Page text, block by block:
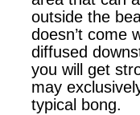
outside the
doesn’t come
diffused
you will get
may
typical bong.